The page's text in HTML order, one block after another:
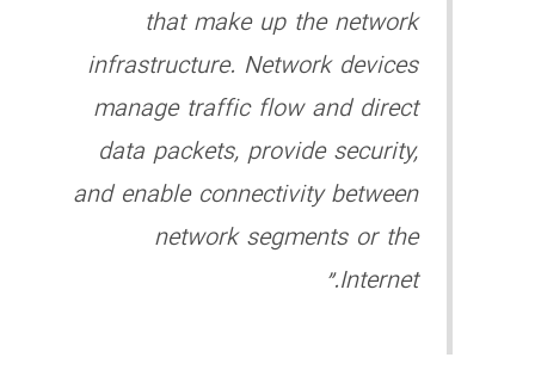
that make up the network
infrastructure. Network devices
manage traffic flow and direct
data packets, provide security,
and enable connectivity between
network segments or the
Internet.”